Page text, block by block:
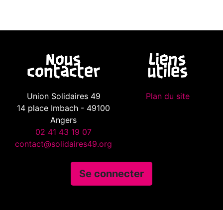
Nous
contacter
Union Solidaires 49
14 place Imbach - 49100
Angers
02 41 43 19 07
contact@solidaires49.org
Liens
utiles
Plan du site
Se connecter